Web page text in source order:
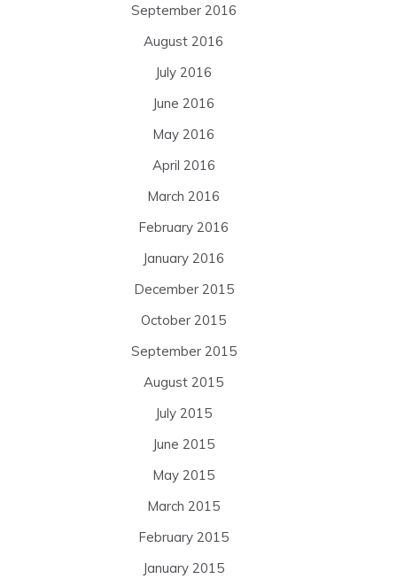
September 2016
August 2016
July 2016
June 2016
May 2016
April 2016
March 2016
February 2016
January 2016
December 2015
October 2015
September 2015
August 2015
July 2015
June 2015
May 2015
March 2015
February 2015
January 2015